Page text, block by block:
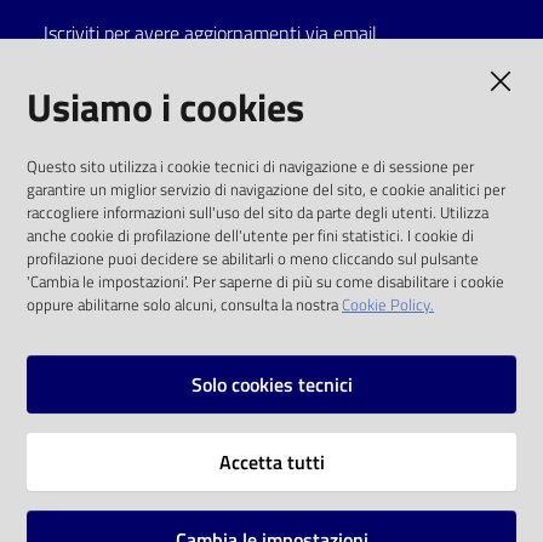
Iscriviti per avere aggiornamenti via email
solo alle condizioni previste dalla direttiva
comunitaria 2003/98/CE e dal d.lgs. 36/2006
SOCIAL
Instagram
Vai alla pagina
Usiamo i cookies
Questo sito utilizza i cookie tecnici di navigazione e di sessione per
garantire un miglior servizio di navigazione del sito, e cookie analitici per
raccogliere informazioni sull'uso del sito da parte degli utenti. Utilizza
anche cookie di profilazione dell'utente per fini statistici. I cookie di
profilazione puoi decidere se abilitarli o meno cliccando sul pulsante
'Cambia le impostazioni'. Per saperne di più su come disabilitare i cookie
oppure abilitarne solo alcuni, consulta la nostraCookie Policy.
Solo cookies tecnici
Accetta tutti